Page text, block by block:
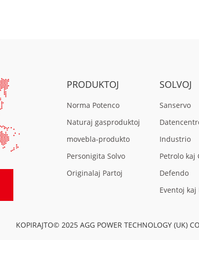
PRODUKTOJ
Norma Potenco
Naturaj gasproduktoj
movebla-produkto
Personigita Solvo
Originalaj Partoj
SOLVOJ
Sanservo
Industrio
Petrolo kaj
Defendo
Eventoj kaj
KOPIRAJTO© 2025 AGG POWER TECHNOLOGY (UK)